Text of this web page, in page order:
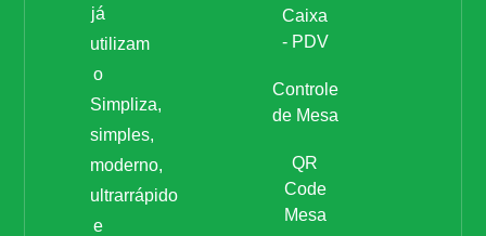
já
utilizam
o
Simpliza,
simples,
moderno,
ultrarrápido
e
Caixa
- PDV
Controle
de Mesa
QR
Code
Mesa